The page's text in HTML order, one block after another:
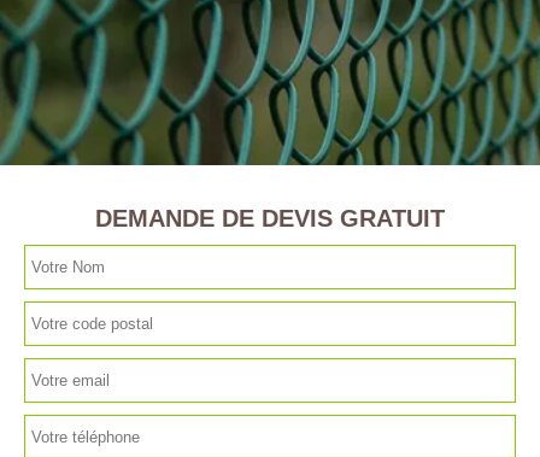
DEMANDE DE DEVIS GRATUIT